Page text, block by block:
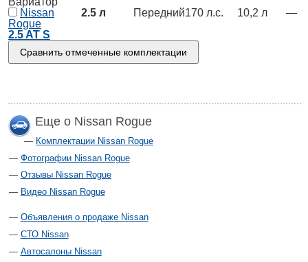
Nissan
Rogue
2.5 AT S
2.5 л Передний170 л.с. 10,2 л —
Еще о Nissan Rogue
Комплектации Nissan Rogue
Фотографии Nissan Rogue
Отзывы Nissan Rogue
Видео Nissan Rogue
Объявления о продаже Nissan
СТО Nissan
Автосалоны Nissan